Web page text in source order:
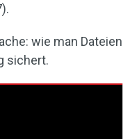
wie man Dateien
sichert.